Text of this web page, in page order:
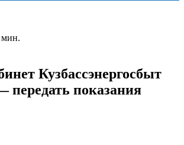
мин.
Кузбассэнергосбыт
передать показания